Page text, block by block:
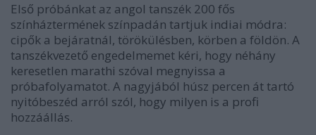
Első próbánkat az angol tanszék 200 fős
színháztermének színpadán tartjuk indiai módra:
cipők a bejáratnál, törökülésben, körben a földön. A
tanszékvezető engedelmemet kéri, hogy néhány
keresetlen marathi szóval megnyissa a
próbafolyamatot. A nagyjából húsz percen át tartó
nyitóbeszéd arról szól, hogy milyen is a profi
hozzáállás.